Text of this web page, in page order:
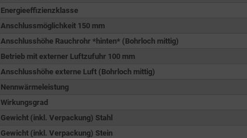
Energieeffizienzklasse
Anschlussmöglichkeit 150 mm
Anschlusshöhe Rauchrohr *hinten* (Bohrloch mittig)
Betrieb mit externer Luftzufuhr 100 mm
Anschlusshöhe externe Luft (Bohrloch mittig)
Nennwärmeleistung
Wirkungsgrad
Gewicht (inkl. Verpackung) Stahl
Gewicht (inkl. Verpackung) Stein